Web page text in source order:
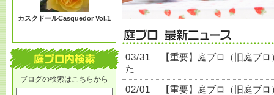
ブログの検索はこちらから
カスクドールCasquedor Vol.1
03/31
【重要】庭ブロ（旧庭ブ
た
02/01 【重要】庭ブロ（旧庭ブ